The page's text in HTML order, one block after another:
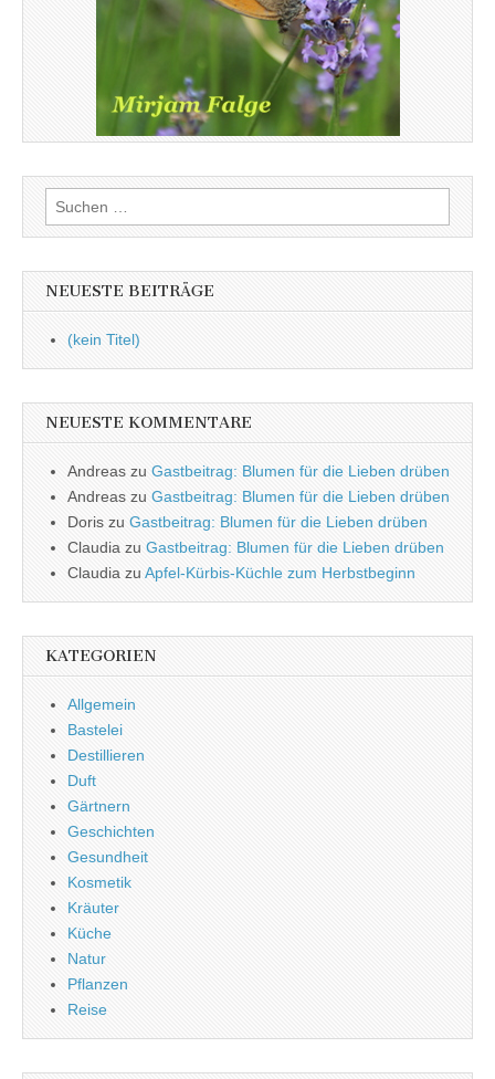
Suchen
nach:
NEUESTE BEITRÄGE
(kein Titel)
NEUESTE KOMMENTARE
Andreas zu Gastbeitrag: Blumen für die Lieben drüben
Andreas zu Gastbeitrag: Blumen für die Lieben drüben
Doris zu Gastbeitrag: Blumen für die Lieben drüben
Claudia zu Gastbeitrag: Blumen für die Lieben drüben
Claudia zu Apfel-Kürbis-Küchle zum Herbstbeginn
KATEGORIEN
Allgemein
Bastelei
Destillieren
Duft
Gärtnern
Geschichten
Gesundheit
Kosmetik
Kräuter
Küche
Natur
Pflanzen
Reise